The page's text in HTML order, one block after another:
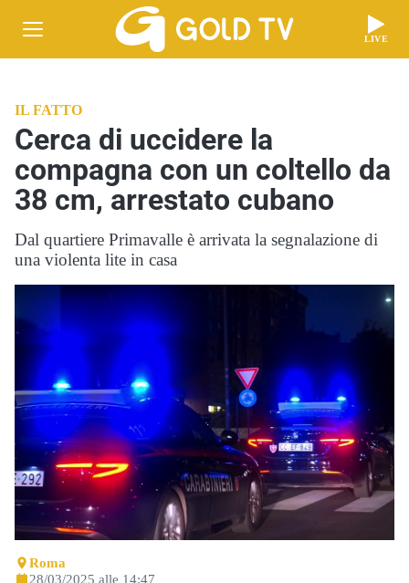
LIVE
IL FATTO
Cerca di uccidere la
compagna con un coltello da
38 cm, arrestato cubano
Dal quartiere Primavalle è arrivata la segnalazione di
una violenta lite in casa
Roma
28/03/2025 alle 14:47